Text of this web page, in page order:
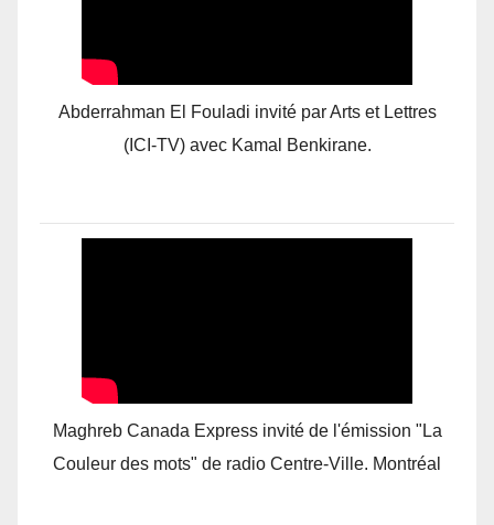
Abderrahman El Fouladi invité par Arts et Lettres
(ICI-TV) avec Kamal Benkirane.
Maghreb Canada Express invité de l'émission "La
Couleur des mots" de radio Centre-Ville. Montréal